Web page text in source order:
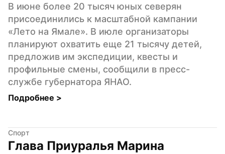
В июне более 20 тысяч юных северян
присоединились к масштабной кампании
«Лето на Ямале». В июле организаторы
планируют охватить еще 21 тысячу детей,
предложив им экспедиции, квесты и
профильные смены, сообщили в пресс-
службе губернатора ЯНАО.
Подробнее >
Спорт
Глава Приуралья Марина